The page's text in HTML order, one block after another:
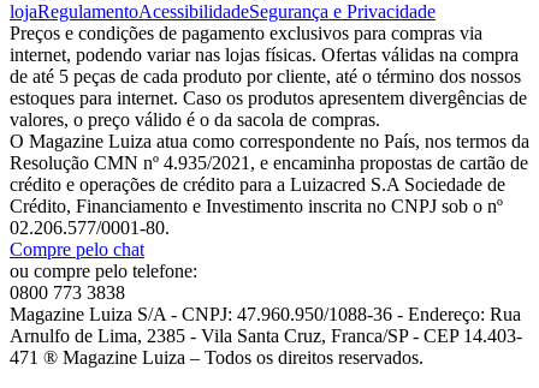
lojaRegulamentoAcessibilidadeSegurança e Privacidade
Preços e condições de pagamento exclusivos para compras via
internet, podendo variar nas lojas físicas. Ofertas válidas na compra
de até 5 peças de cada produto por cliente, até o término dos nossos
estoques para internet. Caso os produtos apresentem divergências de
valores, o preço válido é o da sacola de compras.
O Magazine Luiza atua como correspondente no País, nos termos da
Resolução CMN nº 4.935/2021, e encaminha propostas de cartão de
crédito e operações de crédito para a Luizacred S.A Sociedade de
Crédito, Financiamento e Investimento inscrita no CNPJ sob o nº
02.206.577/0001-80.
Compre pelo chat
ou compre pelo telefone:
0800 773 3838
Magazine Luiza S/A - CNPJ: 47.960.950/1088-36 - Endereço: Rua
Arnulfo de Lima, 2385 - Vila Santa Cruz, Franca/SP - CEP 14.403-
471 ® Magazine Luiza – Todos os direitos reservados.